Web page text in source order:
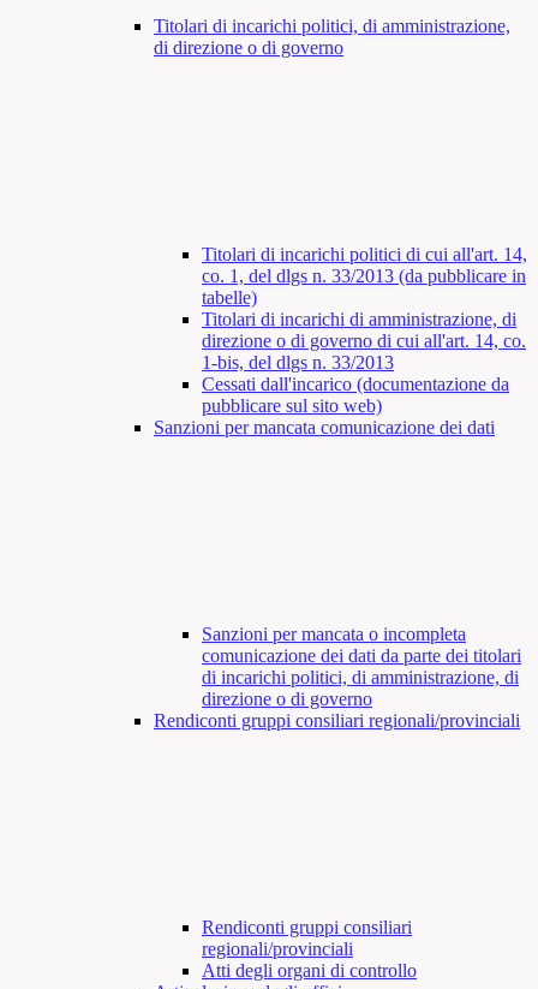
Titolari di incarichi politici, di amministrazione,
di direzione o di governo
Titolari di incarichi politici di cui all'art. 14,
co. 1, del dlgs n. 33/2013 (da pubblicare in
tabelle)
Titolari di incarichi di amministrazione, di
direzione o di governo di cui all'art. 14, co.
1-bis, del dlgs n. 33/2013
Cessati dall'incarico (documentazione da
pubblicare sul sito web)
Sanzioni per mancata comunicazione dei dati
Sanzioni per mancata o incompleta
comunicazione dei dati da parte dei titolari
di incarichi politici, di amministrazione, di
direzione o di governo
Rendiconti gruppi consiliari regionali/provinciali
Rendiconti gruppi consiliari
regionali/provinciali
Atti degli organi di controllo